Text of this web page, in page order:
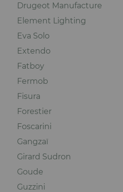
Drugeot Manufacture
Element Lighting
Eva Solo
Extendo
Fatboy
Fermob
Fisura
Forestier
Foscarini
Gangzaï
Girard Sudron
Goude
Guzzini